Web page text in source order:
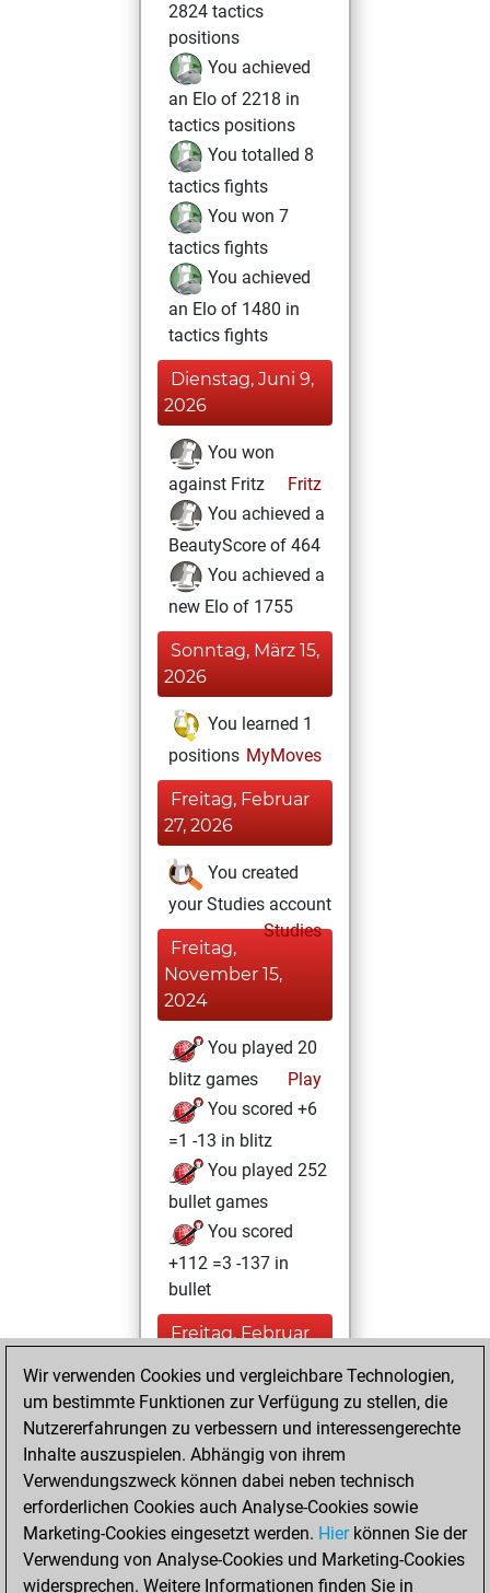
2824 tactics
positions
You achieved
an Elo of 2218 in
tactics positions
You totalled 8
tactics fights
You won 7
tactics fights
You achieved
an Elo of 1480 in
tactics fights
Dienstag, Juni 9,
2026
You won
against Fritz
Fritz
You achieved a
BeautyScore of 464
You achieved a
new Elo of 1755
Sonntag, März 15,
2026
You learned 1
positions MyMoves
Freitag, Februar
27, 2026
You created
your Studies account
Studies
Freitag,
November 15,
2024
You played 20
blitz games
Play
You scored +6
=1 -13 in blitz
You played 252
bullet games
You scored
+112 =3 -137 in
bullet
Freitag, Februar
You played 13
slow games
Play
You scored +10
=0 -3 in slow games
Sonntag,
Dezember 12, 2021
Wir verwenden Cookies und vergleichbare Technologien,
um bestimmte Funktionen zur Verfügung zu stellen, die
Nutzererfahrungen zu verbessern und interessengerechte
Inhalte auszuspielen. Abhängig von ihrem
Verwendungszweck können dabei neben technisch
erforderlichen Cookies auch Analyse-Cookies sowie
Marketing-Cookies eingesetzt werden. Hierkönnen Sie der
Verwendung von Analyse-Cookies und Marketing-Cookies
widersprechen. Weitere Informationen finden Sie in